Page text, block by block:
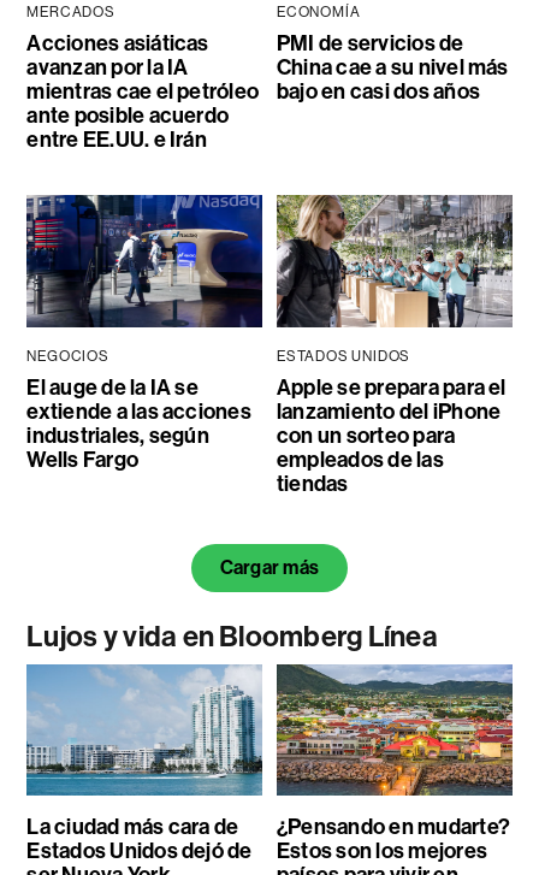
MERCADOS
Acciones asiáticas
avanzan por la IA
mientras cae el petróleo
ante posible acuerdo
entre EE.UU. e Irán
ECONOMÍA
PMI de servicios de
China cae a su nivel más
bajo en casi dos años
NEGOCIOS
El auge de la IA se
extiende a las acciones
industriales, según
Wells Fargo
ESTADOS UNIDOS
Apple se prepara para el
lanzamiento del iPhone
con un sorteo para
empleados de las
tiendas
Cargar más
Lujos y vida en Bloomberg Línea
La ciudad más cara de
Estados Unidos dejó de
¿Pensando en mudarte?
Estos son los mejores